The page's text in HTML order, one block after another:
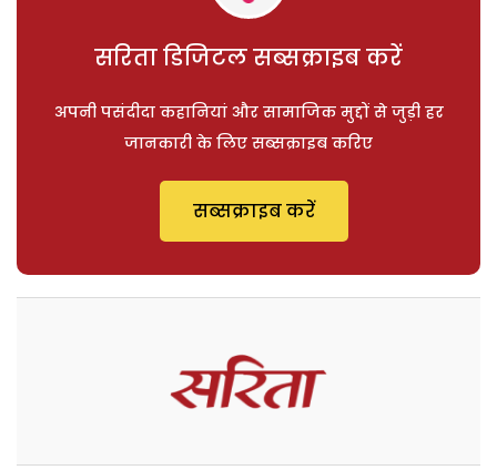
सरिता डिजिटल सब्सक्राइब करें
अपनी पसंदीदा कहानियां और सामाजिक मुद्दों से जुड़ी हर
जानकारी के लिए सब्सक्राइब करिए
सब्सक्राइब करें